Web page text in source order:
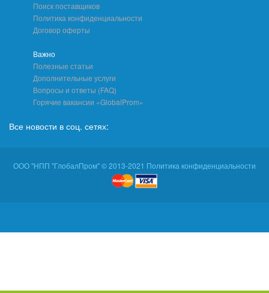
Поиск поставщиков
Политика конфиденциальности
Договор оферты
Важно
Полезные статьи
Дополнительные услуги
Вопросы и ответы (FAQ)
Горячие вакансии «GlobalProm»
Все новости в соц. сетях:
ООО "НПП "ГлобалПром" © 2013-2021 Политика конфиденциальности